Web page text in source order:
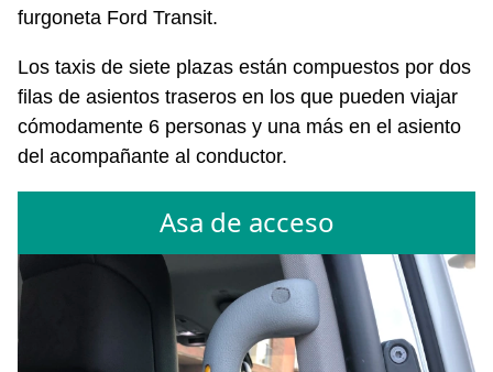
furgoneta Ford Transit.
Los taxis de siete plazas están compuestos por dos
filas de asientos traseros en los que pueden viajar
cómodamente 6 personas y una más en el asiento
del acompañante al conductor.
Asa de acceso